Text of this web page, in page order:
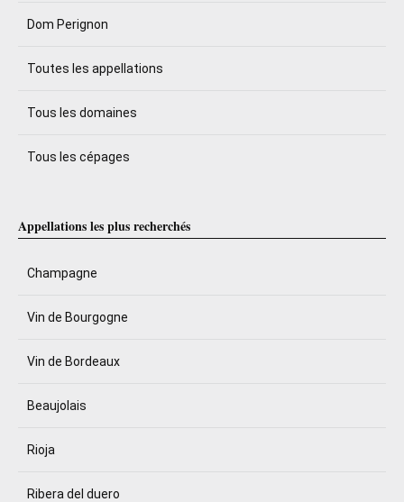
Dom Perignon
Toutes les appellations
Tous les domaines
Tous les cépages
Appellations les plus recherchés
Champagne
Vin de Bourgogne
Vin de Bordeaux
Beaujolais
Rioja
Ribera del duero